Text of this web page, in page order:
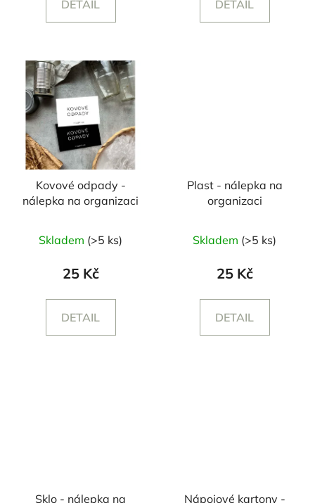
DETAIL DETAIL
Kovové odpady -
nálepka na organizaci
Skladem (>5 ks)
25 Kč
DETAIL
Plast - nálepka na
organizaci
Skladem (>5 ks)
25 Kč
DETAIL
Sklo - nálepka na Nápojové kartony -